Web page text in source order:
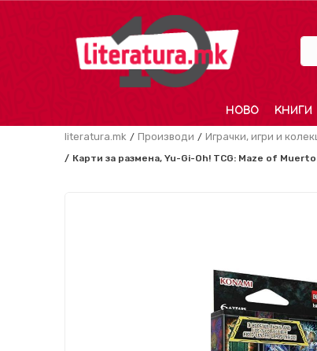
НОВО КНИГИ
literatura.mk Производи Играчки, игри и
Карти за размена, Yu-Gi-Oh! TCG: Maze of